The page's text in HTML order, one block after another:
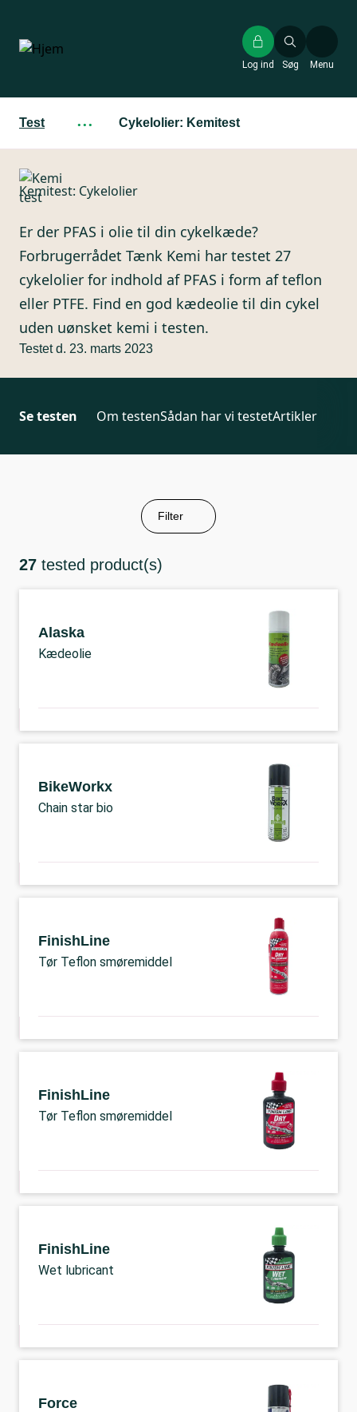
hovedindhold
Søg
Log ind Menu
Test ··· Cykelolier: Kemitest
Kemitest: Cykelolier
Er der PFAS i olie til din cykelkæde?
Forbrugerrådet Tænk Kemi har testet 27
cykelolier for indhold af PFAS i form af teflon
eller PTFE. Find en god kædeolie til din cykel
uden uønsket kemi i testen.
Testet d. 23. marts 2023
Se testen Om testenSådan har vi testetArtikler
Filter
27 tested product(s)
Alaska
Kædeolie
BikeWorkx
Chain star bio
FinishLine
Tør Teflon smøremiddel
FinishLine
Tør Teflon smøremiddel
FinishLine
Wet lubricant
Force